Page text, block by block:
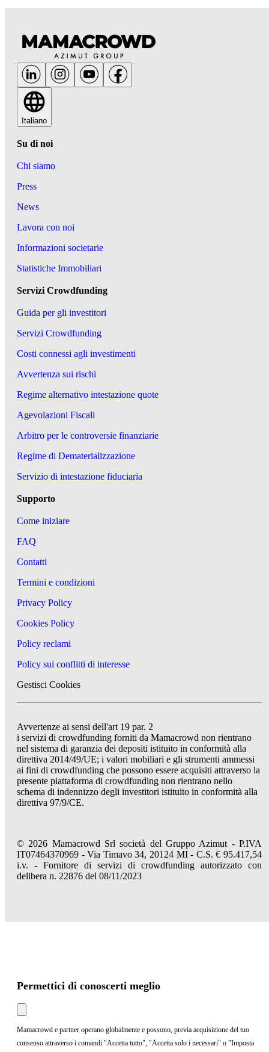
Italiano
Su di noi
Chi siamo
Press
News
Lavora con noi
Informazioni societarie
Statistiche Immobiliari
Servizi Crowdfunding
Guida per gli investitori
Servizi Crowdfunding
Costi connessi agli investimenti
Avvertenza sui rischi
Regime alternativo intestazione quote
Agevolazioni Fiscali
Arbitro per le controversie finanziarie
Regime di Dematerializzazione
Servizio di intestazione fiduciaria
Supporto
Come iniziare
FAQ
Contatti
Termini e condizioni
Privacy Policy
Cookies Policy
Policy reclami
Policy sui conflitti di interesse
Gestisci Cookies
Avvertenze ai sensi dell'art 19 par. 2
i servizi di crowdfunding forniti da Mamacrowd non rientrano
nel sistema di garanzia dei depositi istituito in conformità alla
direttiva 2014/49/UE; i valori mobiliari e gli strumenti ammessi
ai fini di crowdfunding che possono essere acquisiti attraverso la
presente piattaforma di crowdfunding non rientrano nello
schema di indennizzo degli investitori istituito in conformità alla
direttiva 97/9/CE.
© 2026 Mamacrowd Srl società del Gruppo Azimut - P.IVA
IT07464370969 - Via Timavo 34, 20124 MI - C.S. € 95.417,54
i.v. - Fornitore di servizi di crowdfunding autorizzato con
delibera n. 22876 del 08/11/2023
Permettici di conoscerti meglio
Mamacrowd e partner operano globalmente e possono, previa acquisizione del tuo
consenso attraverso i comandi "Accetta tutto", "Accetta solo i necessari" o "Imposta